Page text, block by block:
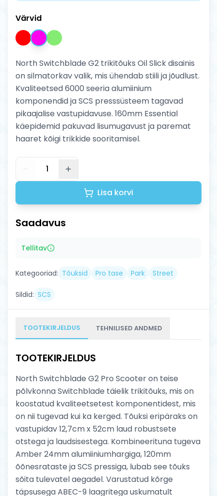
Värvid
North Switchblade G2 trikitõuks Oil Slick disainis
on silmatorkav valik, mis ühendab stiili ja jõudlust.
Kvaliteetsed 6000 seeria alumiinium
komponendid ja SCS presssüsteem tagavad
pikaajalise vastupidavuse. 160mm Essential
käepidemid pakuvad lisumugavust ja paremat
haaret kõigi trikkide sooritamisel.
1
Lisa korvi
Saadavus
Tellitav
Kategooriad: Tõuksid Pro tase Park Street
Sildid: SCS
TOOTEKIRJELDUS TEHNILISED ANDMED
TOOTEKIRJELDUS
North Switchblade G2 Pro Scooter on teise
põlvkonna Switchblade täielik trikitõuks, mis on
koostatud kvaliteetsetest komponentidest, mis
on nii tugevad kui ka kerged. Tõuksi eripäraks on
vastupidav 12,7cm x 52cm laud robustsete
otstega ja laudsisestega. Kombineerituna tugeva
Amber 24mm alumiiniumhargiga, 120mm
õõnesrataste ja SCS pressiga, lubab see tõuks
sõita tulevatel aegadel. Varustatud kõrge
täpsusega ABEC-9 laagritega uskumatult